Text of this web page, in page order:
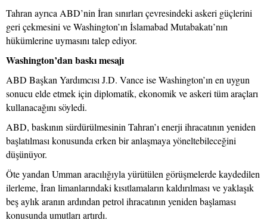
Tahran ayrıca ABD’nin İran sınırları çevresindeki askeri güçlerini
geri çekmesini ve Washington’ın İslamabad Mutabakatı’nın
hükümlerine uymasını talep ediyor.
Washington’dan baskı mesajı
ABD Başkan Yardımcısı J.D. Vance ise Washington’ın en uygun
sonucu elde etmek için diplomatik, ekonomik ve askeri tüm araçları
kullanacağını söyledi.
ABD, baskının sürdürülmesinin Tahran’ı enerji ihracatının yeniden
başlatılması konusunda erken bir anlaşmaya yöneltebileceğini
düşünüyor.
Öte yandan Umman aracılığıyla yürütülen görüşmelerde kaydedilen
ilerleme, İran limanlarındaki kısıtlamaların kaldırılması ve yaklaşık
beş aylık aranın ardından petrol ihracatının yeniden başlaması
konusunda umutları artırdı.